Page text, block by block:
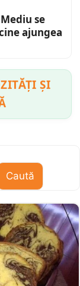
se
ajungea
ȘI
Caută